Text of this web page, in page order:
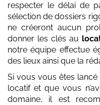
respecter le délai de
sélection de dossiers
ne créeront aucun
donner les clés au
notre équipe effectue
des lieux ainsi que la
Si vous vous êtes lancé
locatif et que vous
domaine, il est